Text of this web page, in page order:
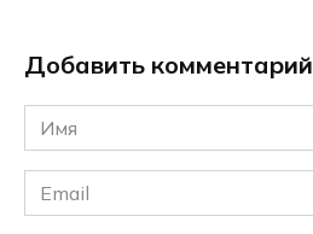
Добавить комментарий
Имя
*
Email
*